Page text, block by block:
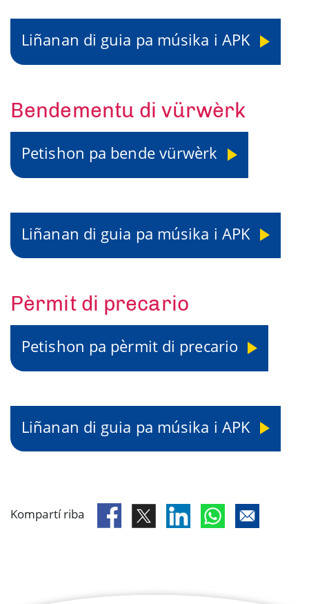
Liñanan di guia pa músika i APK
Bendementu di vürwèrk
Petishon pa bende vürwèrk
Liñanan di guia pa músika i APK
Pèrmit di precario
Petishon pa pèrmit di precario
Liñanan di guia pa músika i APK
Kompartí riba